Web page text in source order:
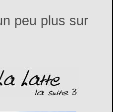
peu plus sur